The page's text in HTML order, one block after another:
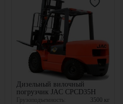
Дизельный вилочный
погрузчик JAC CPCD35H
Грузоподъемность: 3500 кг